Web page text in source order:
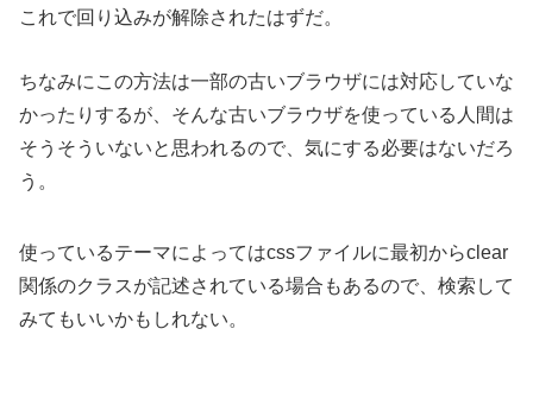
これで回り込みが解除されたはずだ。
ちなみにこの方法は一部の古いブラウザには対応していな
かったりするが、そんな古いブラウザを使っている人間は
そうそういないと思われるので、気にする必要はないだろ
う。
使っているテーマによってはcssファイルに最初からclear
関係のクラスが記述されている場合もあるので、検索して
みてもいいかもしれない。